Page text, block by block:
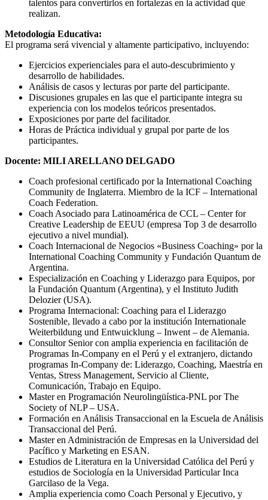
talentos para convertirlos en fortalezas en la actividad que
realizan.
Metodología Educativa:
El programa será vivencial y altamente participativo, incluyendo:
Ejercicios experienciales para el auto-descubrimiento y
desarrollo de habilidades.
Análisis de casos y lecturas por parte del participante.
Discusiones grupales en las que el participante integra su
experiencia con los modelos teóricos presentados.
Exposiciones por parte del facilitador.
Horas de Práctica individual y grupal por parte de los
participantes.
Docente: MILI ARELLANO DELGADO
Coach profesional certificado por la International Coaching
Community de Inglaterra. Miembro de la ICF – International
Coach Federation.
Coach Asociado para Latinoamérica de CCL – Center for
Creative Leadership de EEUU (empresa Top 3 de desarrollo
ejecutivo a nivel mundial).
Coach Internacional de Negocios «Business Coaching» por la
International Coaching Community y Fundación Quantum de
Argentina.
Especialización en Coaching y Liderazgo para Equipos, por
la Fundación Quantum (Argentina), y el Instituto Judith
Delozier (USA).
Programa Internacional: Coaching para el Liderazgo
Sostenible, llevado a cabo por la institución Internationale
Weiterbildung und Entwuicklung – Inwent – de Alemania.
Consultor Senior con amplia experiencia en facilitación de
Programas In-Company en el Perú y el extranjero, dictando
programas In-Company de: Liderazgo, Coaching, Maestría en
Ventas, Stress Management, Servicio al Cliente,
Comunicación, Trabajo en Equipo.
Master en Programación Neurolingüística-PNL por The
Society of NLP – USA.
Formación en Análisis Transaccional en la Escuela de Análisis
Transaccional del Perú.
Master en Administración de Empresas en la Universidad del
Pacífico y Marketing en ESAN.
Estudios de Literatura en la Universidad Católica del Perú y
estudios de Sociología en la Universidad Particular Inca
Garcilaso de la Vega.
Amplia experiencia como Coach Personal y Ejecutivo, y